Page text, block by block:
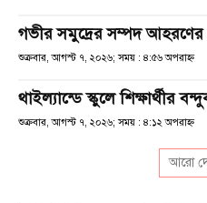
গভীর সমুদ্রের সম্পদ আহরণের
শুক্রবার, আগস্ট ৭, ২০২৬; সময় : ৪:৫৬ অপরাহ্ণ
থাইল্যান্ডে স্কুলে শিক্ষার্থীর
শুক্রবার, আগস্ট ৭, ২০২৬; সময় : ৪:১২ অপরাহ্ণ
আরো